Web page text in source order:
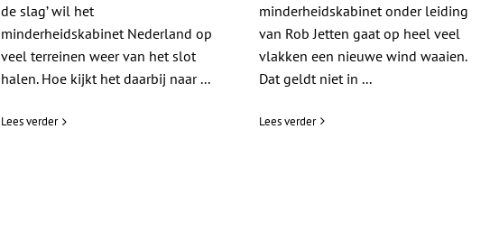
de slag’ wil het
minderheidskabinet Nederland op
veel terreinen weer van het slot
halen. Hoe kijkt het daarbij naar ...
Lees verder
minderheidskabinet onder leiding
van Rob Jetten gaat op heel veel
vlakken een nieuwe wind waaien.
Dat geldt niet in ...
Lees verder